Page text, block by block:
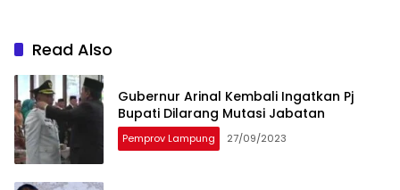
Read Also
Gubernur Arinal Kembali Ingatkan Pj
Bupati Dilarang Mutasi Jabatan
Pemprov Lampung 27/09/2023